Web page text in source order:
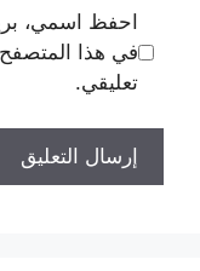
احفظ اسمي،
في هذا المتصفح
تعليقي.